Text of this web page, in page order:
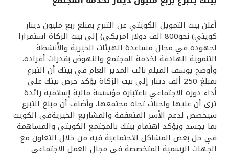
أدوات وخدمات
خدمات ما بعد البيع
اتصل بنا
مواقع الفروع وأجهزة الصرف الآلي
أعلن بيت التمويل الكويتي عن التبرع بمبلغ ربع مليون دينار
كويتي) نحو800 الف دولار امريكى) إلى بيت الزكاة استمرارا
لجهوده في مجال مساعدة الهيئات الخيرية والأنشطة
التنموية الهادفة لخدمة المجتمع والنهوض بقدرات أفراده.
وأوضح يوسف الميلم نائب المدير العام في بيتك أن التبرع
بمبلغ 250 ألف دينار إلى بيت الزكاة يؤكد حرص بيتك على
أداء دوره الاجتماعي باعتباره مؤسسة مالية إسلامية رائدة
ترى أن عليها واجبات تجاه مجتمعها. وأضاف أن مبلغ التبرع
سيخصص لدعم الأسر المتعففة والمشاريع الخيريةفى الكويت
بما يجسد ويؤكد اهتمام بيتك بالمجتمع الكويتى والمساهمة
في حل بعض المشاكل الاجتماعية فيه من خلال التعاون مع
الجهات الرسمية المتخصصة في مجال العمل الاجتماعي